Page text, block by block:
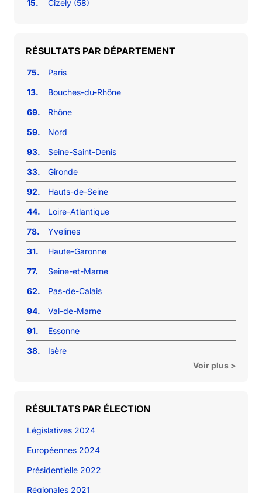
15.
Cizely (58)
RÉSULTATS PAR DÉPARTEMENT
75.
Paris
13.
Bouches-du-Rhône
69.
Rhône
59.
Nord
93.
Seine-Saint-Denis
33.
Gironde
92.
Hauts-de-Seine
44.
Loire-Atlantique
78.
Yvelines
31.
Haute-Garonne
77.
Seine-et-Marne
62.
Pas-de-Calais
94.
Val-de-Marne
91.
Essonne
38.
Isère
Voir plus >
RÉSULTATS PAR ÉLECTION
Législatives 2024
Européennes 2024
Présidentielle 2022
Régionales 2021